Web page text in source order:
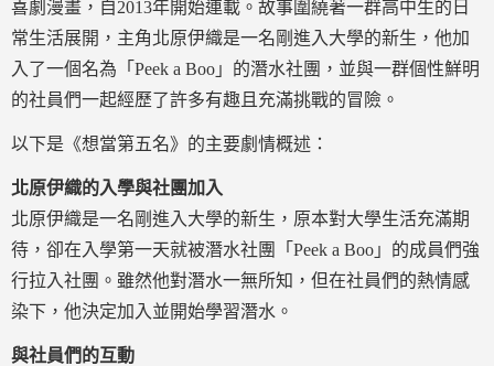
喜劇漫畫，自2013年開始連載。故事圍繞著一群高中生的日
常生活展開，主角北原伊織是一名剛進入大學的新生，他加
入了一個名為「Peek a Boo」的潛水社團，並與一群個性鮮明
的社員們一起經歷了許多有趣且充滿挑戰的冒險。
以下是《想當第五名》的主要劇情概述：
北原伊織的入學與社團加入
北原伊織是一名剛進入大學的新生，原本對大學生活充滿期
待，卻在入學第一天就被潛水社團「Peek a Boo」的成員們強
行拉入社團。雖然他對潛水一無所知，但在社員們的熱情感
染下，他決定加入並開始學習潛水。
與社員們的互動